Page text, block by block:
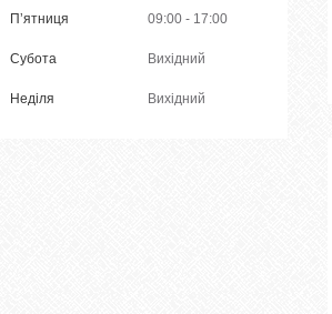
Пʼятниця 09:00 17:00
Субота Вихідний
Неділя Вихідний